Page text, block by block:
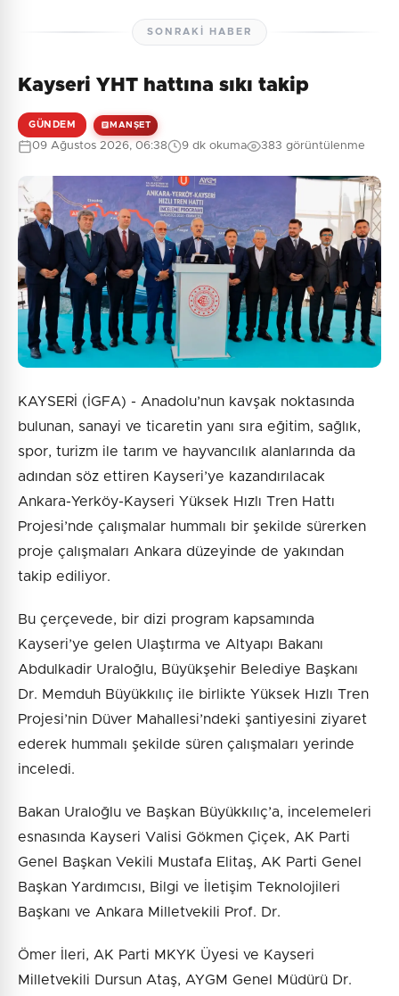
SONRAKI HABER
Kayseri YHT hattına sıkı takip
GÜNDEM MANŞET
09 Ağustos 2026, 06:38 9 dk okuma 383 görüntülenme
KAYSERİ (İGFA) - Anadolu’nun kavşak noktasında
bulunan, sanayi ve ticaretin yanı sıra eğitim, sağlık,
spor, turizm ile tarım ve hayvancılık alanlarında da
adından söz ettiren Kayseri’ye kazandırılacak
Ankara-Yerköy-Kayseri Yüksek Hızlı Tren Hattı
Projesi’nde çalışmalar hummalı bir şekilde sürerken
proje çalışmaları Ankara düzeyinde de yakından
takip ediliyor.
Bu çerçevede, bir dizi program kapsamında
Kayseri’ye gelen Ulaştırma ve Altyapı Bakanı
Abdulkadir Uraloğlu, Büyükşehir Belediye Başkanı
Dr. Memduh Büyükkılıç ile birlikte Yüksek Hızlı Tren
Projesi’nin Düver Mahallesi’ndeki şantiyesini ziyaret
ederek hummalı şekilde süren çalışmaları yerinde
inceledi.
Bakan Uraloğlu ve Başkan Büyükkılıç’a, incelemeleri
esnasında Kayseri Valisi Gökmen Çiçek, AK Parti
Genel Başkan Vekili Mustafa Elitaş, AK Parti Genel
Başkan Yardımcısı, Bilgi ve İletişim Teknolojileri
Başkanı ve Ankara Milletvekili Prof. Dr.
Ömer İleri, AK Parti MKYK Üyesi ve Kayseri
Milletvekili Dursun Ataş, AYGM Genel Müdürü Dr.